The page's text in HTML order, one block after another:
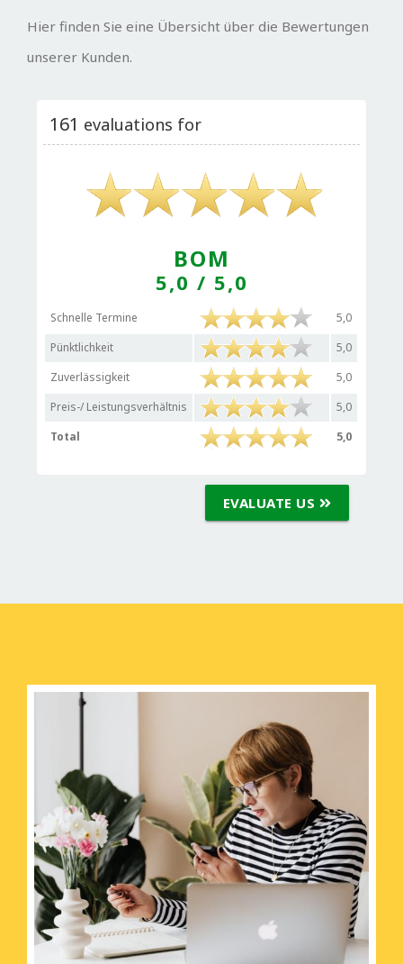
Hier finden Sie eine Übersicht über die Bewertungen
unserer Kunden.
161 evaluations for
BOM
5,0 / 5,0
Schnelle Termine
5,0
Pünktlichkeit
5,0
Zuverlässigkeit
5,0
Preis-/ Leistungsverhältnis
5,0
Total
5,0
EVALUATE US